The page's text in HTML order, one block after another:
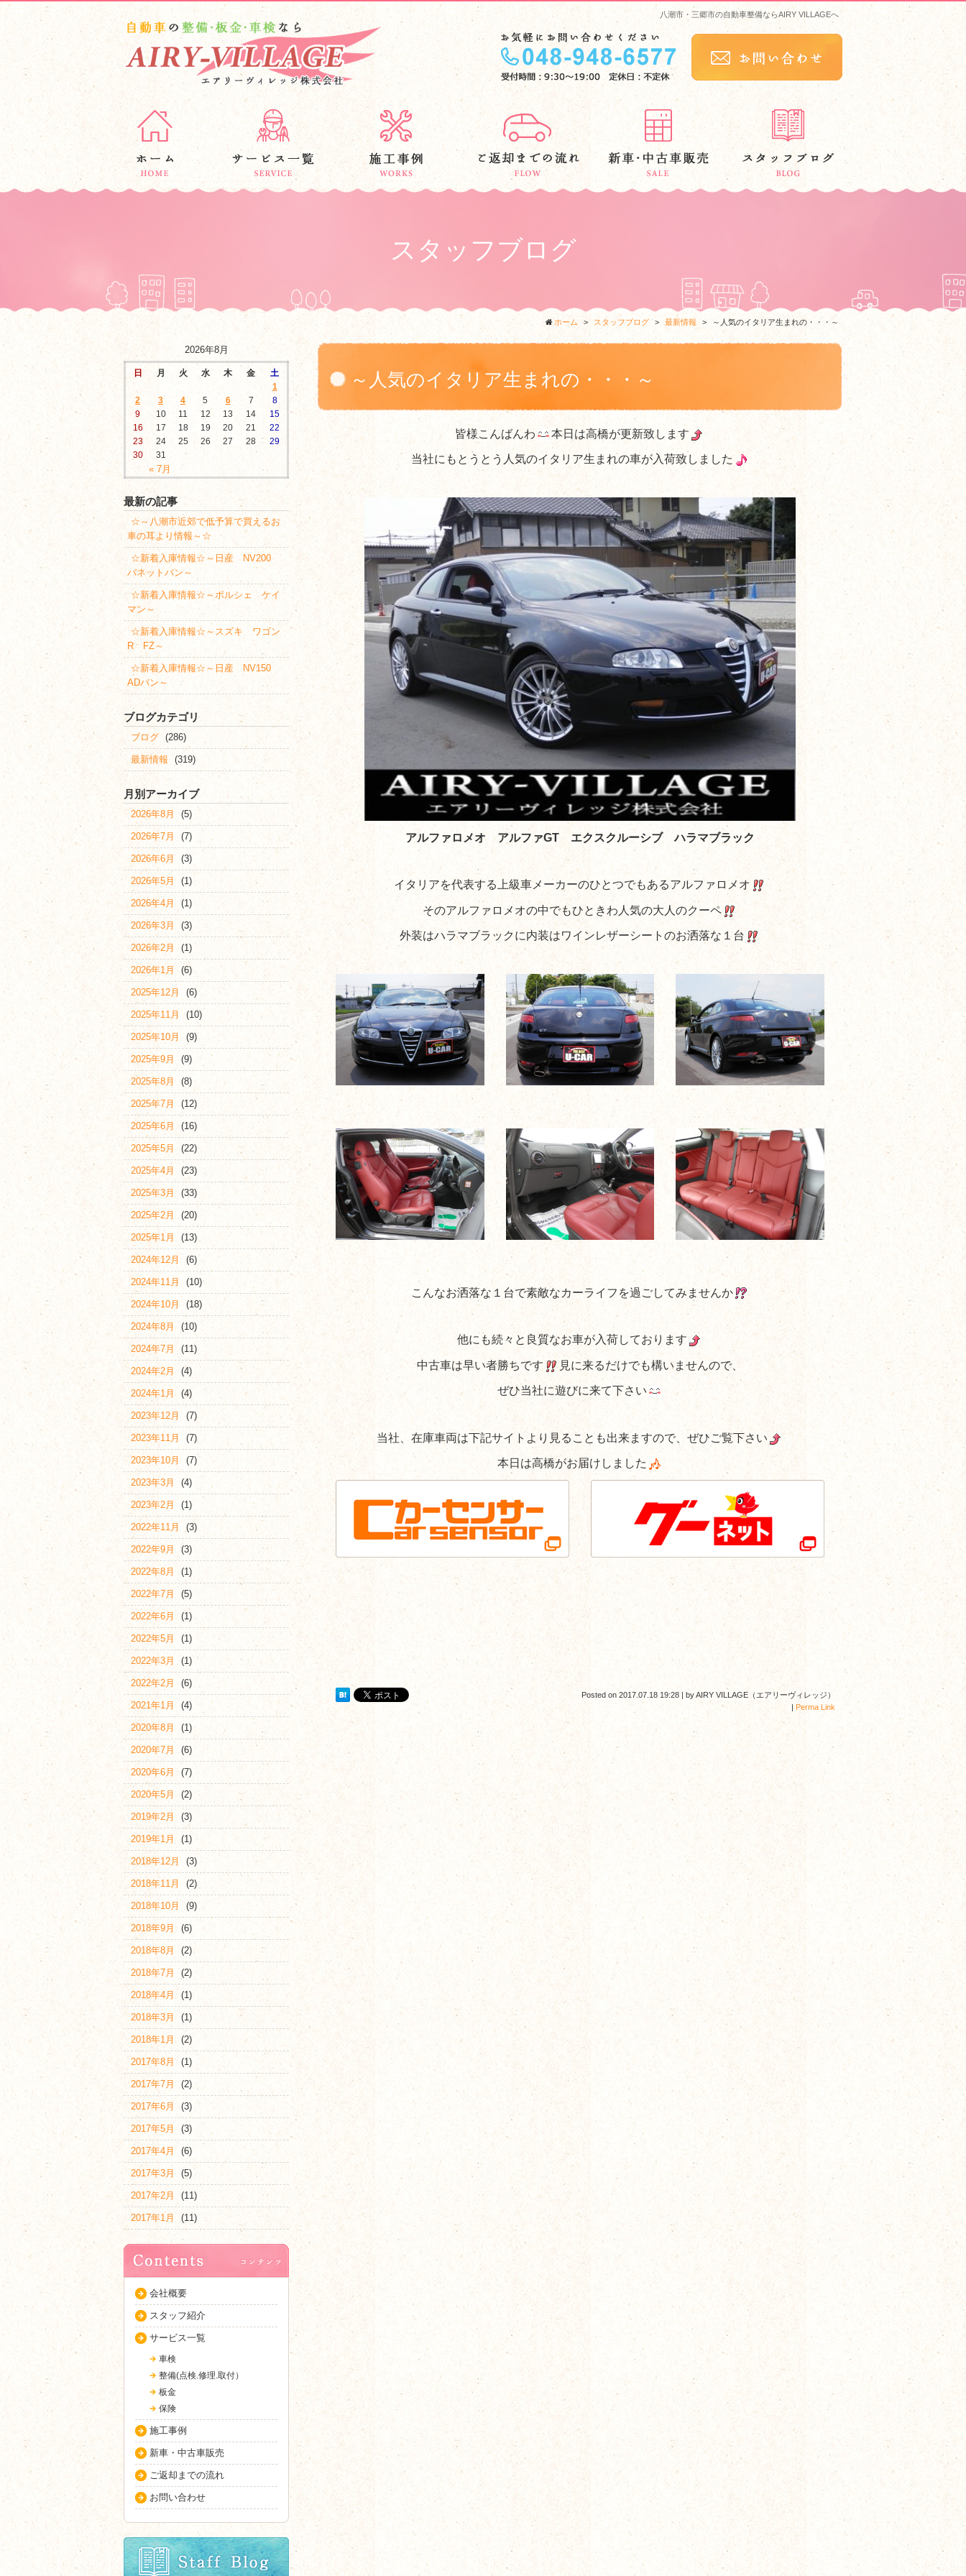
八潮市・三郷市の自動車整備ならAIRY VILLAGEへ
スタッフブログ
ホーム > スタッフブログ > 最新情報 > ～人気のイタリア生まれの・・・～
～人気のイタリア生まれの・・・～
皆様こんばんわ 本日は高橋が更新致します
当社にもとうとう人気のイタリア生まれの車が入荷致しました
アルファロメオ アルファGT エクスクルーシブ ハラマブラック
イタリアを代表する上級車メーカーのひとつでもあるアルファロメオ
そのアルファロメオの中でもひときわ人気の大人のクーペ
外装はハラマブラックに内装はワインレザーシートのお洒落な１台
こんなお洒落な１台で素敵なカーライフを過ごしてみませんか
他にも続々と良質なお車が入荷しております
中古車は早い者勝ちです 見に来るだけでも構いませんので、
ぜひ当社に遊びに来て下さい
当社、在庫車両は下記サイトより見ることも出来ますので、ぜひご覧下さい
本日は高橋がお届けしました
Posted on 2017.07.18 19:28 byAIRY VILLAGE（エアリーヴィレッジ）
Perma Link
2026年8月
日 月 火 水 木 金 土
« 7月
1
2
3 4 5 6 7
8
9
10 11 12 13 14
15
16
17 18 19 20 21
22
23
24 25 26 27 28
29
30
31
最新の記事
☆～八潮市近郊で低予算で買えるお
車の耳より情報～☆
☆新着入庫情報☆～日産 NV200
バネットバン～
☆新着入庫情報☆～ポルシェ ケイ
マン～
☆新着入庫情報☆～スズキ ワゴン
R FZ～
☆新着入庫情報☆～日産 NV150
ADバン～
ブログカテゴリ
ブログ (286)
最新情報 (319)
月別アーカイブ
2026年8月 (5)
2026年7月 (7)
2026年6月 (3)
2026年5月 (1)
2026年4月 (1)
2026年3月 (3)
2026年2月 (1)
2026年1月 (6)
2025年12月 (6)
2025年11月 (10)
2025年10月 (9)
2025年9月 (9)
2025年8月 (8)
2025年7月 (12)
2025年6月 (16)
2025年5月 (22)
2025年4月 (23)
2025年3月 (33)
2025年2月 (20)
2025年1月 (13)
2024年12月 (6)
2024年11月 (10)
2024年10月 (18)
2024年8月 (10)
2024年7月 (11)
2024年2月 (4)
2024年1月 (4)
2023年12月 (7)
2023年11月 (7)
2023年10月 (7)
2023年3月 (4)
2023年2月 (1)
2022年11月 (3)
2022年9月 (3)
2022年8月 (1)
2022年7月 (5)
2022年6月 (1)
2022年5月 (1)
2022年3月 (1)
2022年2月 (6)
2021年1月 (4)
2020年8月 (1)
2020年7月 (6)
2020年6月 (7)
2020年5月 (2)
2019年2月 (3)
2019年1月 (1)
2018年12月 (3)
2018年11月 (2)
2018年10月 (9)
2018年9月 (6)
2018年8月 (2)
2018年7月 (2)
2018年4月 (1)
2018年3月 (1)
2018年1月 (2)
2017年8月 (1)
2017年7月 (2)
2017年6月 (3)
2017年5月 (3)
2017年4月 (6)
2017年3月 (5)
2017年2月 (11)
2017年1月 (11)
会社概要
スタッフ紹介
サービス一覧
車検
整備(点検.修理.取付）
板金
保険
施工事例
新車・中古車販売
ご返却までの流れ
お問い合わせ